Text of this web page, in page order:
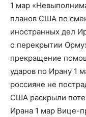
1 мар
планов США по
иностранных дел
о перекрытии
прекращение
ударов по Ирану 1
россияне не
США раскрыли
Ирана 1 мар Вице-